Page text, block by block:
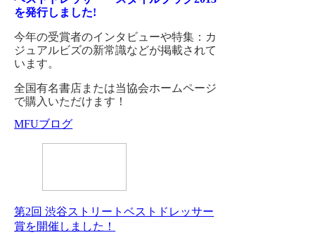
を発行しました!
今年の受賞者のインタビューや特集：カ
ジュアルビズの新常識などが掲載されて
います。
全国有名書店または当協会ホームページ
で購入いただけます！
MFUブログ
第2回 渋谷ストリートベストドレッサー
賞を開催しました！